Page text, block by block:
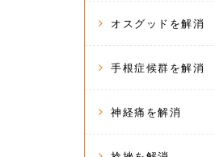
オスグッドを解消
手根症候群を解消
神経痛を解消